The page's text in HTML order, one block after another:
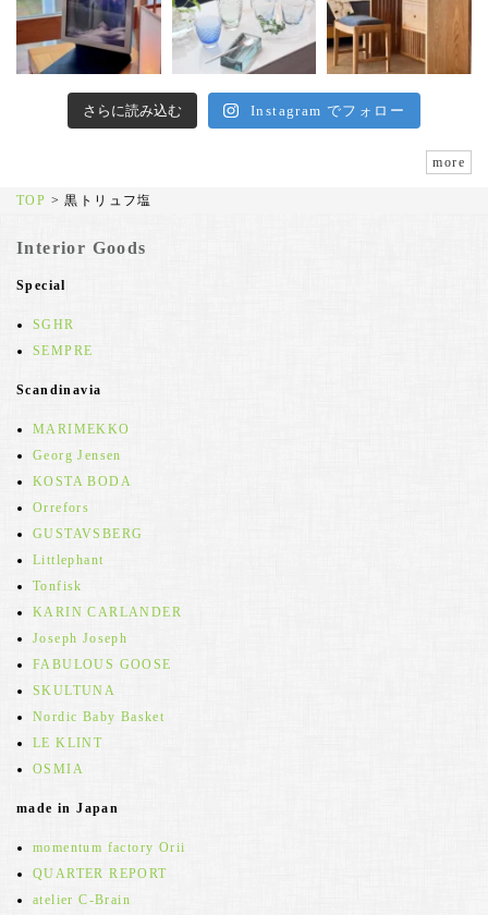
さらに読み込む Instagram でフォロー
more
TOP >黒トリュフ塩
Interior Goods
Special
SGHR
SEMPRE
Scandinavia
MARIMEKKO
Georg Jensen
KOSTA BODA
Orrefors
GUSTAVSBERG
Littlephant
Tonfisk
KARIN CARLANDER
Joseph Joseph
FABULOUS GOOSE
SKULTUNA
Nordic Baby Basket
LE KLINT
OSMIA
made in Japan
momentum factory Orii
QUARTER REPORT
atelier C-Brain